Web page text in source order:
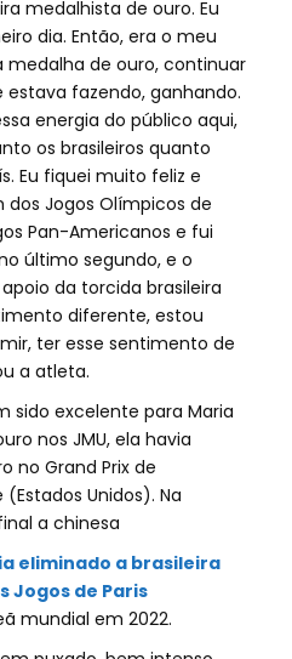
medalhista de ouro. Eu
dia. Então, era o meu
medalha de ouro, continuar
fazendo, ganhando.
energia do público aqui,
os brasileiros quanto
Eu fiquei muito feliz e
Jogos Olímpicos de
Pan-Americanos e fui
último segundo, e o
da torcida brasileira
diferente, estou
ter esse sentimento de
a atleta.
sido excelente para Maria
nos JMU, ela havia
no Grand Prix de
Unidos). Na
a chinesa
eliminado a brasileira
Jogos de Paris
mundial em 2022.